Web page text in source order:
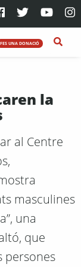
FES UNA DONACIÓ
la
al Centre
masculines
una
que
persones